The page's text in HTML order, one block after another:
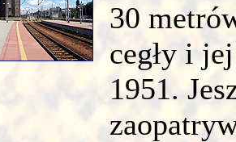
30
cegły i
1951.